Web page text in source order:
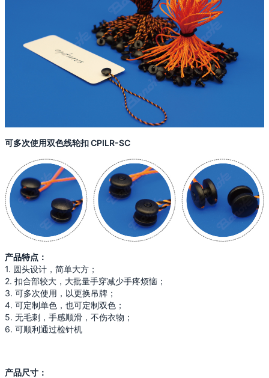
可多次使用双色线轮扣 CPILR-SC
产品特点：
1. 圆头设计，简单大方；
2. 扣合部较大，大批量手穿减少手疼烦恼；
3. 可多次使用，以更换吊牌；
4. 可定制单色，也可定制双色；
5. 无毛刺，手感顺滑，不伤衣物；
6. 可顺利通过检针机
产品尺寸：